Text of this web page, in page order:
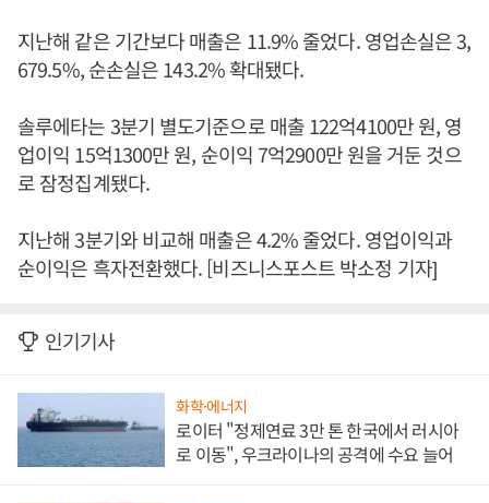
지난해 같은 기간보다 매출은 11.9% 줄었다. 영업손실은 3,
679.5%, 순손실은 143.2% 확대됐다.
솔루에타는 3분기 별도기준으로 매출 122억4100만 원, 영
업이익 15억1300만 원, 순이익 7억2900만 원을 거둔 것으
로 잠정집계됐다.
지난해 3분기와 비교해 매출은 4.2% 줄었다. 영업이익과
순이익은 흑자전환했다. [비즈니스포스트 박소정 기자]
인기기사
화학·에너지
로이터 "정제연료 3만 톤 한국에서 러시아
로 이동", 우크라이나의 공격에 수요 늘어